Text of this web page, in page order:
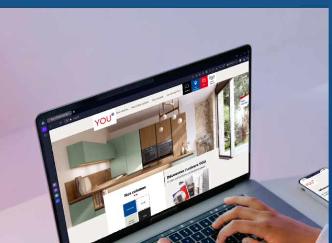
Drupal 7 vers Drupal 10. Ce projet a été l’occasion de moderniser la plateforme tout en
conservant son essence et en améliorant ses performances.
Nous avons transféré les contenus (nodes, taxonomies,
utilisateurs, etc.) de manière automatisée et contrôlée, en veillant à préserver l’intégrité des
données et à optimiser leur structure pour une meilleure gestion future.
Fonctionnalités custom Les fonctionnalités custom du site, incompatibles avec Drupal 10,
ont été entièrement redéveloppées. Nous avons adopté les nouveaux standards Drupal pour
garantir un code propre, maintenable et performant, tout en conservant les spécificités du
ThèmeLe thème a été reconstruit dans son intégralité, avec une attention particulière
portée à l’expérience utilisateur. Tout en modernisant le design, nous avons veillé à
conserver l’esprit et l’ergonomie du site d’origine, offrant ainsi une transition fluide pour les
utilisateurs.